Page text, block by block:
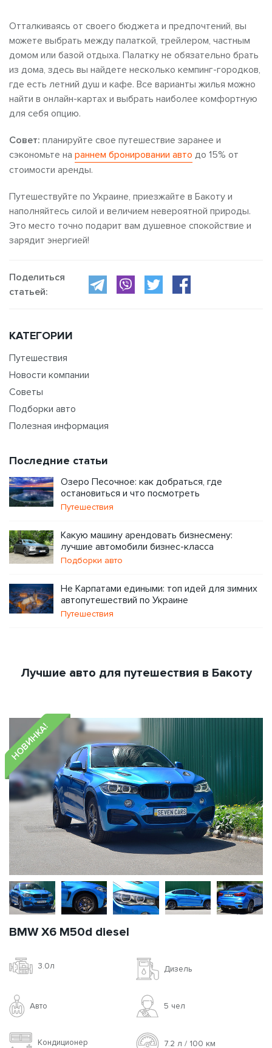
Отталкиваясь от своего бюджета и предпочтений, вы
можете выбрать между палаткой, трейлером, частным
домом или базой отдыха. Палатку не обязательно брать
из дома, здесь вы найдете несколько кемпинг-городков,
где есть летний душ и кафе. Все варианты жилья можно
найти в онлайн-картах и выбрать наиболее комфортную
для себя опцию.
Совет: планируйте свое путешествие заранее и
сэкономьте на раннем бронировании авто до 15% от
стоимости аренды.
Путешествуйте по Украине, приезжайте в Бакоту и
наполняйтесь силой и величием невероятной природы.
Это место точно подарит вам душевное спокойствие и
зарядит энергией!
Поделиться
статьей:
КАТЕГОРИИ
Путешествия
Новости компании
Советы
Подборки авто
Полезная информация
Последние статьи
Озеро Песочное: как добраться, где
остановиться и что посмотреть
Путешествия
Какую машину арендовать бизнесмену:
лучшие автомобили бизнес-класса
Подборки авто
Не Карпатами едиными: топ идей для зимних
автопутешествий по Украине
Путешествия
Лучшие авто для путешествия в Бакоту
НОВИНКА!
BMW X6 M50d diesel
3.0л Дизель
Авто 5 чел
Кондиционер 7.2 л / 100 км